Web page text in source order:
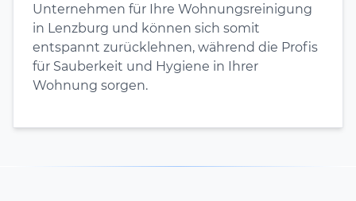
Unternehmen für Ihre Wohnungsreinigung
in Lenzburg und können sich somit
entspannt zurücklehnen, während die Profis
für Sauberkeit und Hygiene in Ihrer
Wohnung sorgen.